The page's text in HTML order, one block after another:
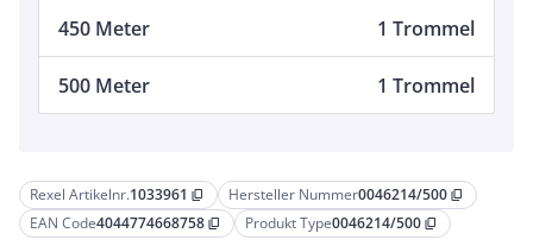
Rexel Artikelnr.1033961 content_copy Hersteller Nummer0046214/500 content_copy
EAN Code4044774668758 content_copy Produkt Type0046214/500 content_copy
450 Meter 1 Trommel
500 Meter 1 Trommel